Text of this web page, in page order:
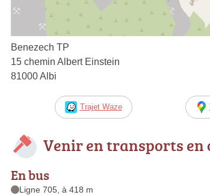
Benezech TP
15 chemin Albert Einstein
81000 Albi
Trajet Waze
Venir en transports en
En bus
Ligne 705, à 418 m